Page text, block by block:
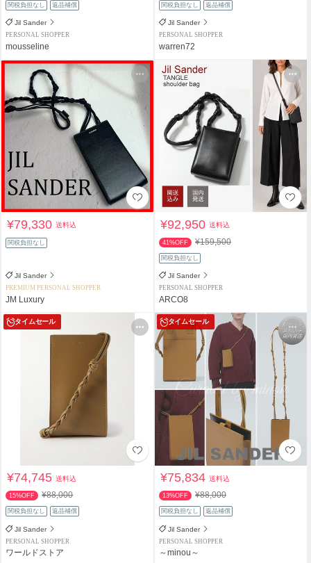
関税負担なし 返品補償
Jil Sander
PERSONAL SHOPPER
mousseline
関税負担なし 返品補償
Jil Sander
PERSONAL SHOPPER
warren72
¥79,330送料込
関税負担なし
Jil Sander
PREMIUM PERSONAL SHOPPER
JM Luxury
¥92,950送料込
41%OFF ¥159,500
関税負担なし
Jil Sander
PERSONAL SHOPPER
ARCO8
タイムセール
¥74,745送料込
15%OFF ¥88,000
関税負担なし 返品補償
Jil Sander
PERSONAL SHOPPER
ワールドストア
タイムセール
¥75,834送料込
13%OFF ¥88,000
関税負担なし 返品補償
Jil Sander
PERSONAL SHOPPER
～minou～